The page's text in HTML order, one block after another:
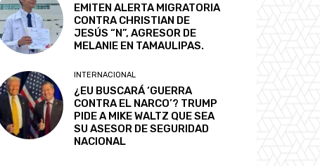
EMITEN ALERTA MIGRATORIA
CONTRA CHRISTIAN DE
JESÚS “N”, AGRESOR DE
MELANIE EN TAMAULIPAS.
INTERNACIONAL
¿EU BUSCARÁ ‘GUERRA
CONTRA EL NARCO’? TRUMP
PIDE A MIKE WALTZ QUE SEA
SU ASESOR DE SEGURIDAD
NACIONAL